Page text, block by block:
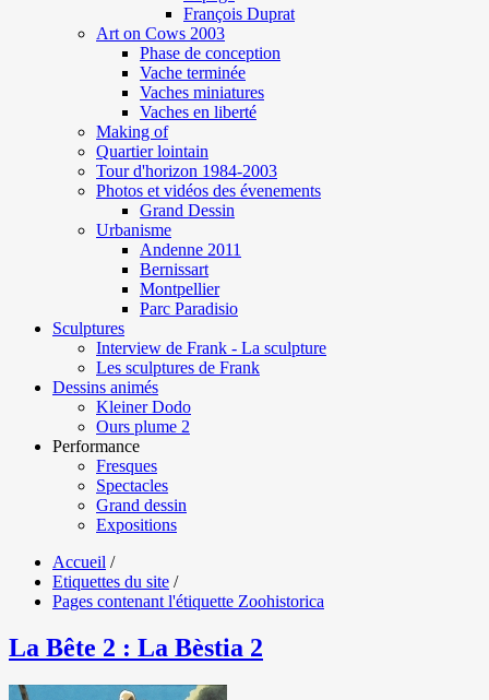
François Duprat
Art on Cows 2003
Phase de conception
Vache terminée
Vaches miniatures
Vaches en liberté
Making of
Quartier lointain
Tour d'horizon 1984-2003
Photos et vidéos des évenements
Grand Dessin
Urbanisme
Andenne 2011
Bernissart
Montpellier
Parc Paradisio
Sculptures
Interview de Frank - La sculpture
Les sculptures de Frank
Dessins animés
Kleiner Dodo
Ours plume 2
Performance
Fresques
Spectacles
Grand dessin
Expositions
Accueil /
Etiquettes du site /
Pages contenant l'étiquette Zoohistorica
La Bête 2 : La Bèstia 2